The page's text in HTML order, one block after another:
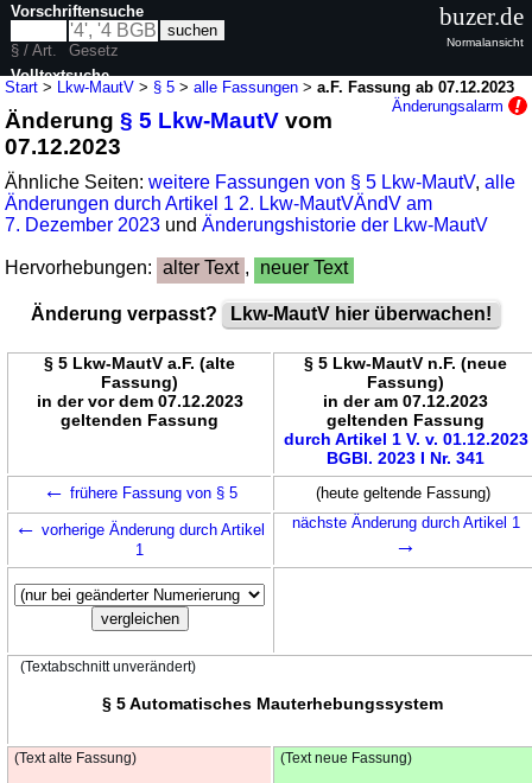
Start > Lkw-MautV > § 5 >alle Fassungen >a.F. Fassung ab 07.12.2023
Änderungsalarm
Änderung§ 5 Lkw-MautV vom
07.12.2023
Ähnliche Seiten:weitere Fassungen von § 5 Lkw-MautV,alle
Änderungen durch Artikel 1 2. Lkw-MautVÄndV am
7. Dezember 2023 undÄnderungshistorie der Lkw-MautV
Hervorhebungen: alter Text , neuer Text
Änderung verpasst? Lkw-MautV hier überwachen!
§ 5 Lkw-MautV a.F. (alte
Fassung)
in der vor dem 07.12.2023
geltenden Fassung
§ 5 Lkw-MautV n.F. (neue
Fassung)
in der am 07.12.2023
geltenden Fassung
durch Artikel 1 V. v. 01.12.2023
BGBl. 2023 I Nr. 341
← frühere Fassung von § 5 (heute geltende Fassung)
← vorherige Änderung durch Artikel
1
nächste Änderung durch Artikel 1
→
(Textabschnitt unverändert)
§ 5 Automatisches Mauterhebungssystem
(Text alte Fassung) (Text neue Fassung)
Vorschriftensuche
§ / Art.
Gesetz
Volltextsuche
nur in Lkw-MautV
buzer.de
Normalansicht